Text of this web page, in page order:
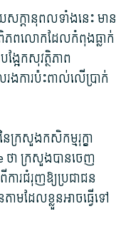
ក្តានុពល​ទាំងនេះ មាន
ពិភពលោក​ដែល​កំពុង​ធ្លាក់
អែក​សុវត្ថិភាព​
ង​ការ​ប៉ះពាល់​លើ​ប្រាក់
ក្រសួង​កសិកម្ម​រុក្ខា
ថា ក្រសួង​បាន​ចេញ​
ការជំរុញ​ឱ្យ​ប្រជាជន​
មដែល​ខ្លួន​អាច​ធ្វើ​ទៅ​